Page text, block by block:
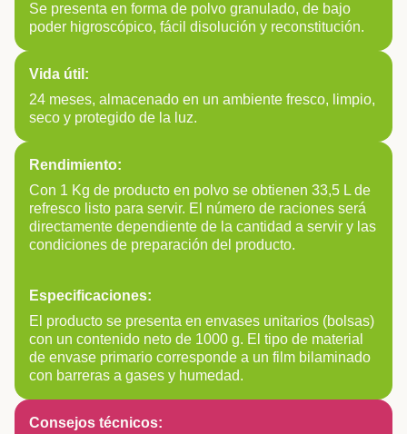
Se presenta en forma de polvo granulado, de bajo
poder higroscópico, fácil disolución y reconstitución.
Vida útil:
24 meses, almacenado en un ambiente fresco, limpio,
seco y protegido de la luz.
Rendimiento:
Con 1 Kg de producto en polvo se obtienen 33,5 L de
refresco listo para servir. El número de raciones será
directamente dependiente de la cantidad a servir y las
condiciones de preparación del producto.
Especificaciones:
El producto se presenta en envases unitarios (bolsas)
con un contenido neto de 1000 g. El tipo de material
de envase primario corresponde a un film bilaminado
con barreras a gases y humedad.
Consejos técnicos: